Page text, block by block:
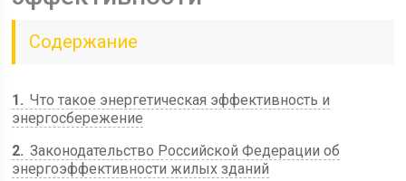
Содержание
1
Что такое энергетическая эффективность и
энергосбережение
2 Законодательство Российской Федерации об
энергоэффективности жилых зданий